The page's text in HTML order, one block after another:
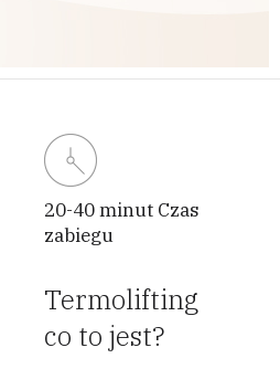
20-40 minut Czas
zabiegu
Termolifting
co to jest?